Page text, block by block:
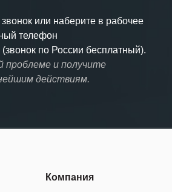
или наберите в рабочее
телефон
по России бесплатный).
проблеме и получите
действиям.
Компания